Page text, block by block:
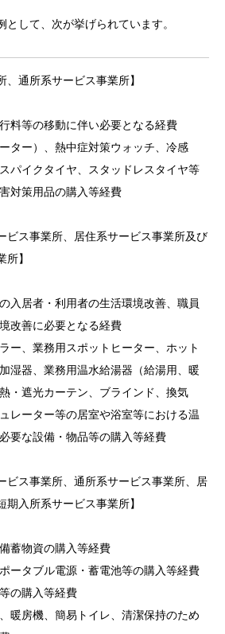
して、次が挙げられています。
、通所系サービス事業所】
料等の移動に伴い必要となる経費
ター）、熱中症対策ウォッチ、冷感
パイクタイヤ、スタッドレスタイヤ等
対策用品の購入等経費
ビス事業所、居住系サービス事業所及び
】
入居者・利用者の生活環境改善、職員
改善に必要となる経費
ー、業務用スポットヒーター、ホット
湿器、業務用温水給湯器（給湯用、暖
・遮光カーテン、ブラインド、換気
レーター等の居室や浴室等における温
要な設備・物品等の購入等経費
ビス事業所、通所系サービス事業所、居
入所系サービス事業所】
蓄物資の購入等経費
ータブル電源・蓄電池等の購入等経費
の購入等経費
暖房機、簡易トイレ、清潔保持のため